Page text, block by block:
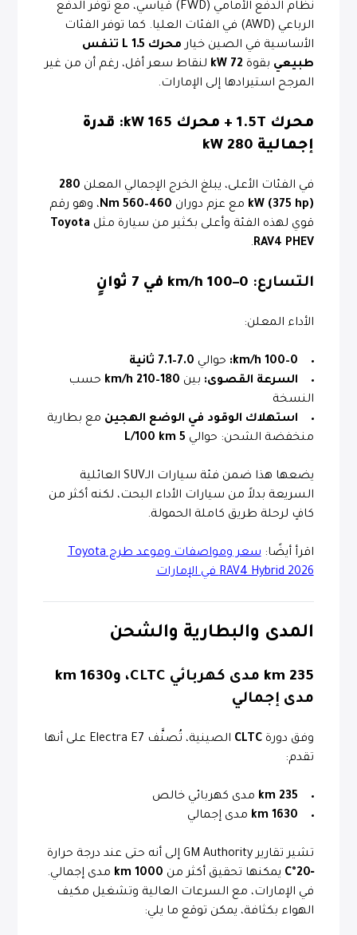
نظام الدفع الأمامي (FWD) قياسي، مع توفر الدفع
الرباعي (AWD) في الفئات العليا. كما توفر الفئات
الأساسية في الصين خيار
محرك 1.5 L تنفس
طبيعي بقوة 72 kW
لنقاط سعر أقل، رغم أن من غير
المرجح استيرادها إلى الإمارات.
محرك 1.5T + محرك 165 kW: قدرة
إجمالية 280 kW
في الفئات الأعلى، يبلغ الخرج الإجمالي المعلن 280
kW (375 hp) مع عزم دوران 460–560 Nm
، وهو رقم
قوي لهذه الفئة وأعلى بكثير من سيارة مثل Toyota
RAV4 PHEV
.
التسارع: 0–100 km/h في 7 ثوانٍ
الأداء المعلن:
0–100 km/h: حوالي 7.0–7.1 ثانية
السرعة القصوى: بين 180–210 km/h
حسب
النسخة
استهلاك الوقود في الوضع الهجين مع بطارية
منخفضة الشحن: حوالي 5 L/100 km
يضعها هذا ضمن فئة سيارات الـSUV العائلية
السريعة بدلاً من سيارات الأداء البحت، لكنه أكثر من
كافٍ لرحلة طريق كاملة الحمولة.
اقرأ أيضًا:
سعر ومواصفات وموعد طرح Toyota
RAV4 Hybrid 2026 في الإمارات
المدى والبطارية والشحن
235 km مدى كهربائي CLTC، و
1630 km
مدى إجمالي
وفق دورةCLTC
الصينية، تُصنَّف Electra E7 على أنها
تقدم:
235 km
مدى كهربائي خالص
1630 km
مدى إجمالي
تشير تقارير GM Authority إلى أنه حتى عند درجة حرارة
‑20°C
يمكنها تحقيق أكثر من 1000 km
مدى إجمالي.
في الإمارات، مع السرعات العالية وتشغيل مكيف
الهواء بكثافة، يمكن توقع ما يلي: